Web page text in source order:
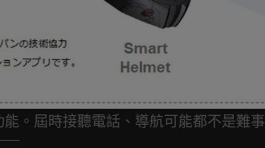
。屆時接聽電話、導航可能都不是難事